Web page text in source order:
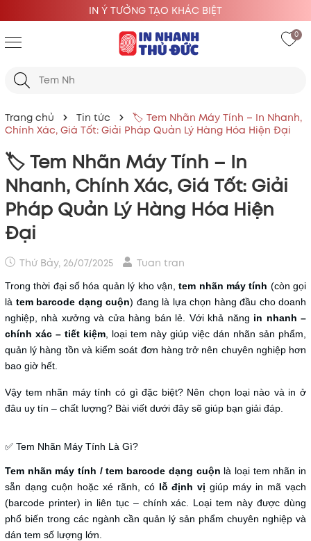
IN Ý TƯỞNG TẠO KHÁC BIỆT
0
Trang chủ Tin tức
🏷️ Tem Nhãn Máy Tính – In Nhanh,
Chính Xác, Giá Tốt: Giải Pháp Quản Lý Hàng Hóa Hiện Đại
🏷️ Tem Nhãn Máy Tính – In
Nhanh, Chính Xác, Giá Tốt: Giải
Pháp Quản Lý Hàng Hóa Hiện
Đại
Thứ Bảy, 26/07/2025 Tuan tran
Trong thời đại số hóa quản lý kho vận,tem nhãn máy tính (còn gọi
là tem barcode dạng cuộn) đang là lựa chọn hàng đầu cho doanh
nghiệp, nhà xưởng và cửa hàng bán lẻ. Với khả năng in nhanh –
chính xác – tiết kiệm , loại tem này giúp việc dán nhãn sản phẩm,
quản lý hàng tồn và kiểm soát đơn hàng trở nên chuyên nghiệp hơn
bao giờ hết.
Vậy tem nhãn máy tính có gì đặc biệt? Nên chọn loại nào và in ở
đâu uy tín – chất lượng? Bài viết dưới đây sẽ giúp bạn giải đáp.
✅ Tem Nhãn Máy Tính Là Gì?
Tem nhãn máy tính / tem barcode dạng cuộn là loại tem nhãn in
sẵn dạng cuộn hoặc xé rãnh, có lỗ định vị giúp máy in mã vạch
(barcode printer) in liên tục – chính xác. Loại tem này được dùng
phổ biến trong các ngành cần quản lý sản phẩm chuyên nghiệp và
dán tem số lượng lớn.